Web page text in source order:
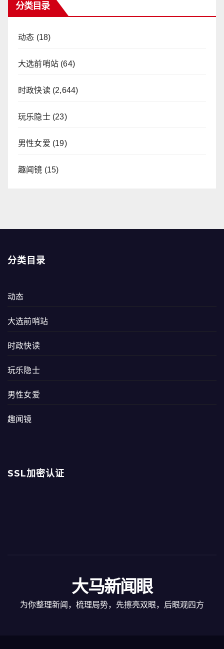
分类目录
动态 (18)
大选前哨站 (64)
时政快读(2,644)
玩乐隐士(23)
男性女爱 (19)
趣闻镜 (15)
分类目录
动态
大选前哨站
时政快读
玩乐隐士
男性女爱
趣闻镜
SSL加密认证
大马新闻眼
为你整理新闻，梳理局势，先擦亮双眼，后眼观四方